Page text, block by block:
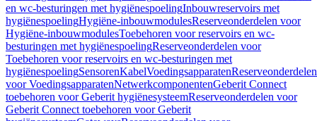
en wc-besturingen met hygiënespoelingInbouwreservoirs met
hygiënespoelingHygiëne-inbouwmodulesReserveonderdelen voor
Hygiëne-inbouwmodulesToebehoren voor reservoirs en wc-
besturingen met hygiënespoelingReserveonderdelen voor
Toebehoren voor reservoirs en wc-besturingen met
hygiënespoelingSensorenKabelVoedingsapparatenReserveonderdelen
voor VoedingsapparatenNetwerkcomponentenGeberit Connect
toebehoren voor Geberit hygiënesysteemReserveonderdelen voor
Geberit Connect toebehoren voor Geberit